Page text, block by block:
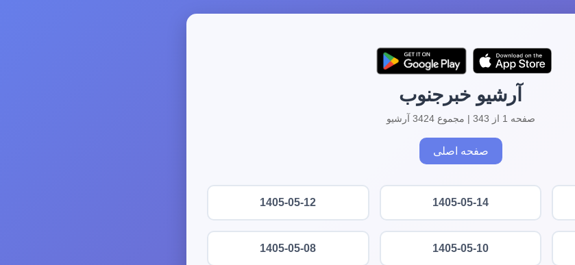
آرشیو خبرجنوب
صفحه 1 از 343 | مجموع 3424 آرشیو
صفحه اصلی
1405-05-14
1405-05-12
1405-05-10
1405-05-08